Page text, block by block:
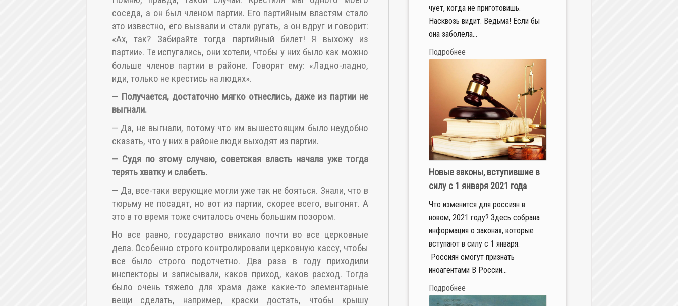
соседа, а он был членом партии. Его партийным властям стало
это известно, его вызвали и стали ругать, а он вдруг и говорит:
«Ах, так? Забирайте тогда партийный билет! Я выхожу из
партии». Те испугались, они хотели, чтобы у них было как можно
больше членов партии в районе. Говорят ему: «Ладно-ладно,
иди, только не крестись на людях».
— Получается, достаточно мягко отнеслись, даже из партии не
выгнали.
— Да, не выгнали, потому что им вышестоящим было неудобно
сказать, что у них в районе люди выходят из партии.
— Судя по этому случаю, советская власть начала уже тогда
терять хватку и слабеть.
— Да, все-таки верующие могли уже так не бояться. Знали, что в
тюрьму не посадят, но вот из партии, скорее всего, выгонят. А
это в то время тоже считалось очень большим позором.
Но все равно, государство вникало почти во все церковные
дела. Особенно строго контролировали церковную кассу, чтобы
все было строго подотчетно. Два раза в году приходили
инспекторы и записывали, каков приход, каков расход. Тогда
было очень тяжело для храма даже какие-то элементарные
вещи сделать, например, краски достать, чтобы крышу
чует, когда не приготовишь.
Насквозь видит. Ведьма! Если бы
она заболела...
Подробнее
Новые законы, вступившие в
силу с 1 января 2021 года
Что изменится для россиян в
новом, 2021 году? Здесь собрана
информация о законах, которые
вступают в силу с 1 января.
Россиян смогут признать
иноагентами В России...
Подробнее